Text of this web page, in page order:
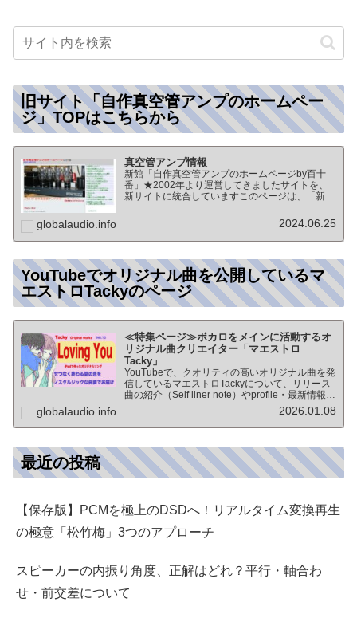
旧サイト「自作真空管アンプのホームペー
ジ」TOPはこちらから
真空管アンプ情報
新館「自作真空管アンプのホームページby百十
番」★2002年より運営してきましたサイトを、
新サイトに統合していますこのページは、「新
のTOPページになりますオーディオ情報全般の
globalaudio.info 2024.06.25
YouTubeでオリジナル曲を公開しているマ
エストロTackyのページ
≪特集ページ≫ボカロをメインに活動するオ
リジナル曲クリエイター「マエストロ
Tacky」
YouTubeで、クオリティの高いオリジナル曲を発
信しているマエストロTackyについて、リリース
曲の紹介（Self liner note）やprofile・最新情報な
ど★動画チャンネル登録100人突破記念作品の生
globalaudio.info 2026.01.08
最近の投稿
【保存版】PCMを極上のDSDへ！リアルタイム変換再生
の極意「松竹梅」3つのアプローチ
スピーカーの内振り角度、正解はどれ？平行・軸合わ
せ・前交差について